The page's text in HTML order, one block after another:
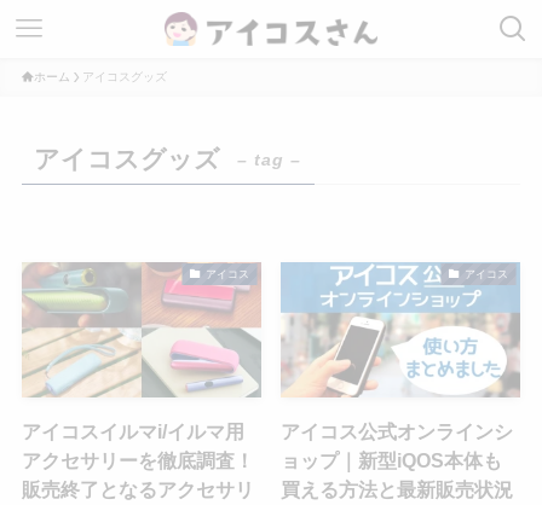
ホーム アイコスグッズ
アイコスグッズ – tag –
アイコス
アイコスイルマi/イルマ用
アクセサリーを徹底調査！
販売終了となるアクセサリ
アイコス
アイコス公式オンラインシ
ョップ｜新型iQOS本体も
買える方法と最新販売状況